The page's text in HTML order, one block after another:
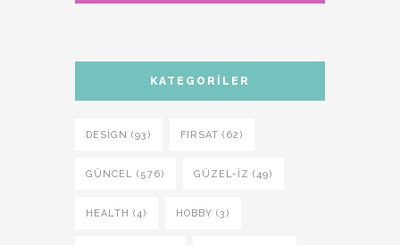
KATEGORILER
DESIGN (93) FIRSAT (62)
GÜNCEL (576) GÜZEL-IZ (49)
HEALTH (4) HOBBY (3)